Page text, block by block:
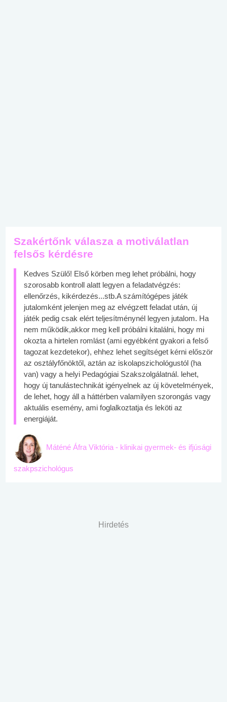
Szakértőnk válasza a motiválatlan
felsős kérdésre
Kedves Szülő! Első körben meg lehet próbálni, hogy
szorosabb kontroll alatt legyen a feladatvégzés:
ellenőrzés, kikérdezés...stb.A számítógépes játék
jutalomként jelenjen meg az elvégzett feladat után, új
játék pedig csak elért teljesítménynél legyen jutalom. Ha
nem működik,akkor meg kell próbálni kitalálni, hogy mi
okozta a hirtelen romlást (ami egyébként gyakori a felső
tagozat kezdetekor), ehhez lehet segítséget kérni először
az osztályfőnöktől, aztán az iskolapszichológustól (ha
van) vagy a helyi Pedagógiai Szakszolgálatnál. lehet,
hogy új tanulástechnikát igényelnek az új követelmények,
de lehet, hogy áll a háttérben valamilyen szorongás vagy
aktuális esemény, ami foglalkoztatja és leköti az
energiáját.
Máténé Áfra Viktória - klinikai gyermek- és ifjúsági
szakpszichológus
Hirdetés